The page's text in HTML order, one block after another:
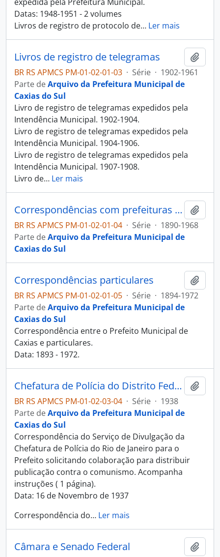
Datas: 1948-1951 - 2 volumes
Livros de registro de protocolo de… Ler mais
Livros de registro de telegramas
BR RS APMCS PM-01-02-01-03 · Série · 1902-1961
Parte deArquivo da Prefeitura Municipal de
Caxias do Sul
Livro de registro de telegramas expedidos pela
Intendência Municipal. 1902-1904.
Livro de registro de telegramas expedidos pela
Intendência Municipal. 1904-1906.
Livro de registro de telegramas expedidos pela
Intendência Municipal. 1907-1908.
Livro de… Ler mais
Correspondências com prefeituras de outros municípios
BR RS APMCS PM-01-02-01-04 · Série · 1890-1968
Parte deArquivo da Prefeitura Municipal de
Caxias do Sul
Correspondências particulares
BR RS APMCS PM-01-02-01-05 · Série · 1894-1972
Parte deArquivo da Prefeitura Municipal de
Caxias do Sul
Correspondência entre o Prefeito Municipal de
Caxias e particulares.
Data: 1893 - 1972.
Chefatura de Polícia do Distrito Federal
BR RS APMCS PM-01-02-03-04 · Série · 1938
Parte deArquivo da Prefeitura Municipal de
Caxias do Sul
Correspondência do Serviço de Divulgação da
Chefatura de Polícia do Rio de Janeiro para o
Prefeito solicitando colaboração para distribuir
publicação contra o comunismo. Acompanha
instruções ( 1 página).
Data: 16 de Novembro de 1937
Correspondência do… Ler mais
Câmara e Senado Federal